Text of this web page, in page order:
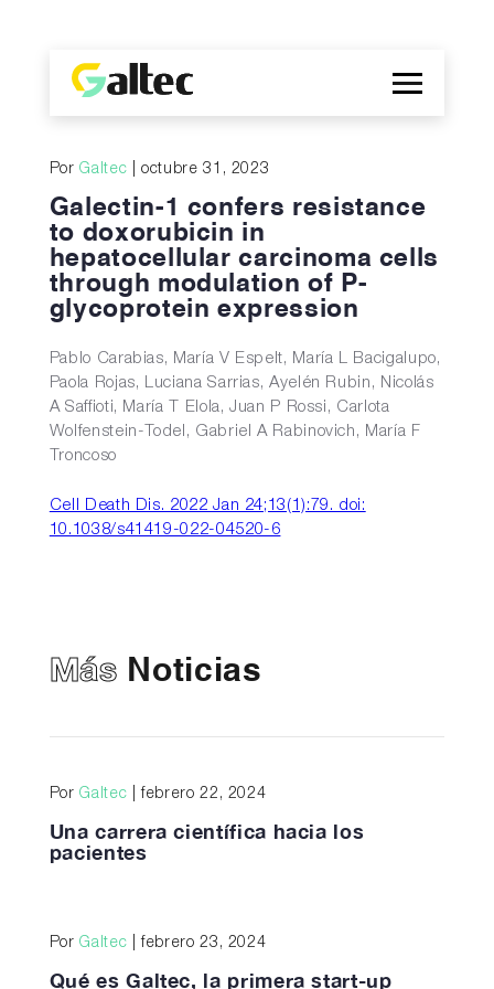
Empresa
Descubrimientos
Programas
Publicaciones
EN
PorGaltec | octubre 31, 2023
Galectin-1 confers resistance
to doxorubicin in
hepatocellular carcinoma cells
through modulation of P-
glycoprotein expression
Pablo Carabias, María V Espelt, María L Bacigalupo,
Paola Rojas, Luciana Sarrias, Ayelén Rubin, Nicolás
A Saffioti, María T Elola, Juan P Rossi, Carlota
Wolfenstein-Todel, Gabriel A Rabinovich, María F
Troncoso
Cell Death Dis. 2022 Jan 24;13(1):79. doi:
10.1038/s41419-022-04520-6
Más Noticias
PorGaltec | febrero 22, 2024
Una carrera científica hacia los
pacientes
PorGaltec | febrero 23, 2024
Qué es Galtec, la primera start-up